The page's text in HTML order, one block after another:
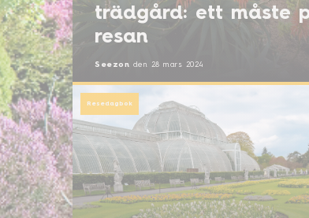
trädgård: ett måste
resan
Seezon den 28 mars 2024
Resedagbok